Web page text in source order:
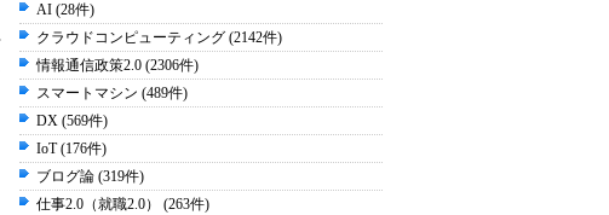
AI (28件)
クラウドコンピューティング (2142件)
情報通信政策2.0 (2306件)
スマートマシン (489件)
DX (569件)
IoT (176件)
ブログ論 (319件)
仕事2.0（就職2.0） (263件)